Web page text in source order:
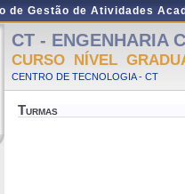
de Gestão de Atividades
CT - ENGENHARIA
CURSO NÍVEL
CENTRO DE TECNOLOGIA - CT
Turmas